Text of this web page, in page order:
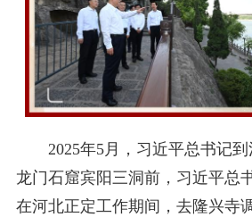
2025年5月，习近平总书记
龙门石窟宾阳三洞前，习近平总
在河北正定工作期间，去隆兴寺